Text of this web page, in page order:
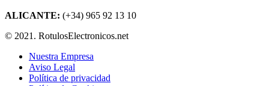
ALICANTE: (+34) 965 92 13 10
© 2021. RotulosElectronicos.net
Nuestra Empresa
Aviso Legal
Política de privacidad